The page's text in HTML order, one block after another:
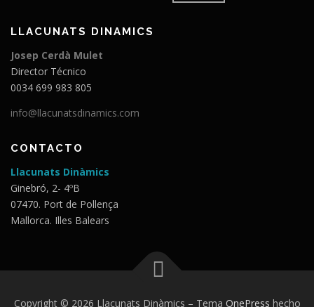
LLACUNATS DINAMICS
Josep Cerdà Mulet
Director Técnico
0034 699 983 805
info@llacunatsdinamics.com
CONTACTO
Llacunats Dinàmics
Ginebró, 2- 4ºB
07470. Port de Pollença
Mallorca. Illes Balears
Copyright © 2026 Llacunats Dinàmics – Tema OnePress hecho